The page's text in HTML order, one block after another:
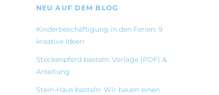
NEU AUF DEM BLOG
Kinderbeschäftigung in den Ferien: 9
kreative Ideen
Steckenpferd basteln: Vorlage (PDF) &
Anleitung
Stein-Haus basteln: Wir bauen einen